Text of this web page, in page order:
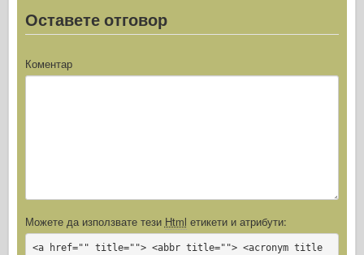
Оставете отговор
Коментар
Можете да използвате тези Html етикети и атрибути:
<a href="" title=""> <abbr title=""> <acronym title